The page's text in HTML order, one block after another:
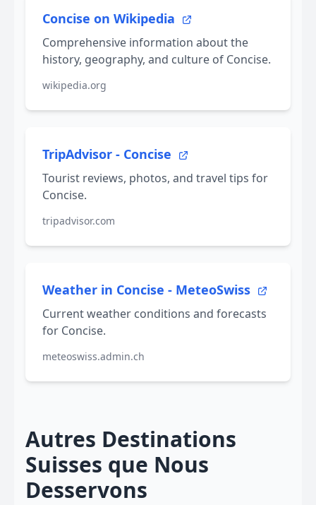
Concise on Wikipedia
Comprehensive information about the
history, geography, and culture of Concise.
wikipedia.org
TripAdvisor - Concise
Tourist reviews, photos, and travel tips for
Concise.
tripadvisor.com
Weather in Concise - MeteoSwiss
Current weather conditions and forecasts
for Concise.
meteoswiss.admin.ch
Autres Destinations
Suisses que Nous
Desservons